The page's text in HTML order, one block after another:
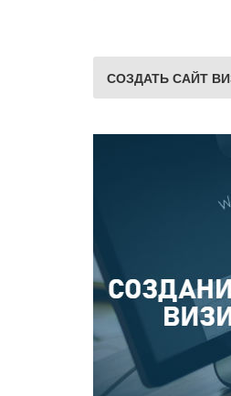
СОЗДАТЬ САЙТ